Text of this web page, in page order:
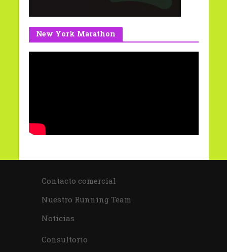
New York Marathon
Contacto comercial
Nuestro Running Team
Noticias
Consultorio